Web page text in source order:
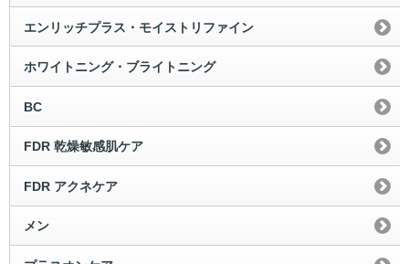
エンリッチプラス・モイストリファイン
ホワイトニング・ブライトニング
BC
FDR 乾燥敏感肌ケア
FDR アクネケア
メン